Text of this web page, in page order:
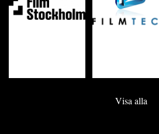
Visa alla